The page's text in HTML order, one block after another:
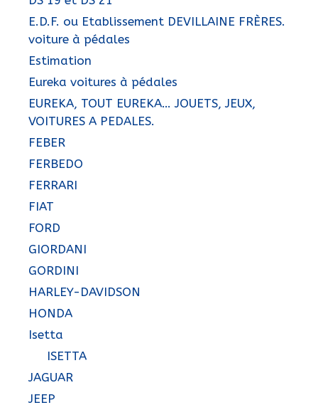
E.D.F. ou Etablissement DEVILLAINE FRÈRES.
voiture à pédales
Estimation
Eureka voitures à pédales
EUREKA, TOUT EUREKA… JOUETS, JEUX,
VOITURES A PEDALES.
FEBER
FERBEDO
FERRARI
FIAT
FORD
GIORDANI
GORDINI
HARLEY-DAVIDSON
HONDA
Isetta
ISETTA
JAGUAR
JEEP